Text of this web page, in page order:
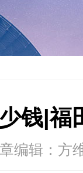
钱|福
编辑：方